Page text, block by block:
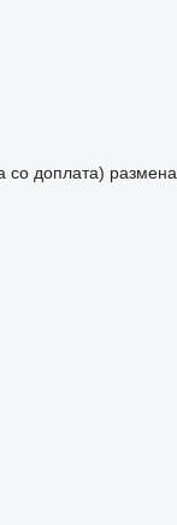
со доплата) размена